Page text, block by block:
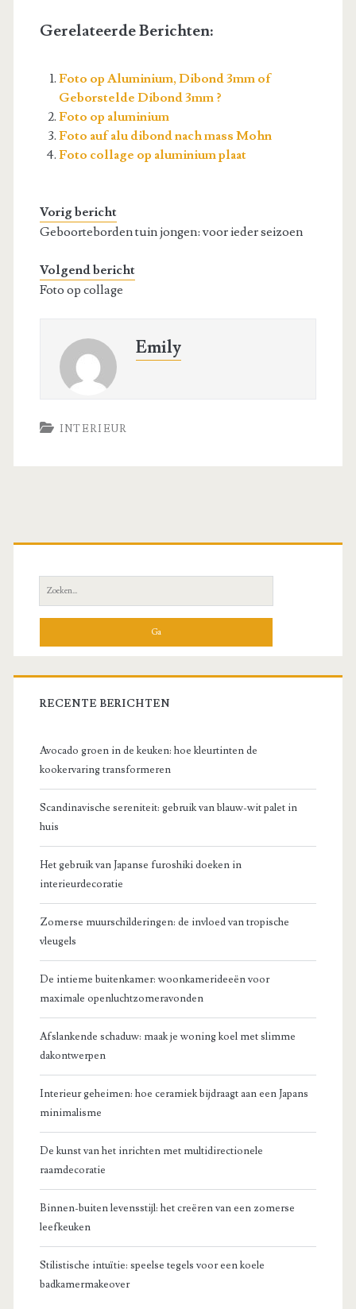
Gerelateerde Berichten:
Foto op Aluminium, Dibond 3mm of
Geborstelde Dibond 3mm ?
Foto op aluminium
Foto auf alu dibond nach mass Mohn
Foto collage op aluminium plaat
Vorig bericht
Geboorteborden tuin jongen: voor ieder seizoen
Volgend bericht
Foto op collage
Emily
INTERIEUR
Primaire
zijbalk
Zoeken
naar:
RECENTE BERICHTEN
Avocado groen in de keuken: hoe kleurtinten de
kookervaring transformeren
Scandinavische sereniteit: gebruik van blauw-wit palet in
huis
Het gebruik van Japanse furoshiki doeken in
interieurdecoratie
Zomerse muurschilderingen: de invloed van tropische
vleugels
De intieme buitenkamer: woonkamerideeën voor
maximale openluchtzomeravonden
Afslankende schaduw: maak je woning koel met slimme
dakontwerpen
Interieur geheimen: hoe ceramiek bijdraagt aan een Japans
minimalisme
De kunst van het inrichten met multidirectionele
raamdecoratie
Binnen-buiten levensstijl: het creëren van een zomerse
leefkeuken
Stilistische intuïtie: speelse tegels voor een koele
badkamermakeover